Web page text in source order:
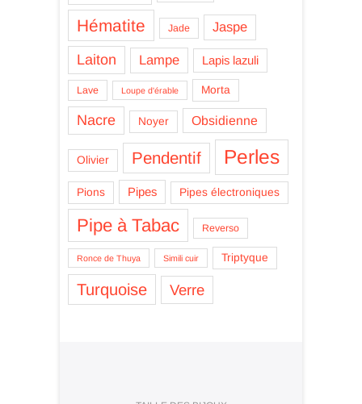
Hématite Jade Jaspe
Laiton Lampe Lapis lazuli
Lave Loupe d'érable Morta
Nacre Noyer Obsidienne
Olivier Pendentif Perles
Pions Pipes Pipes électroniques
Pipe à Tabac Reverso
Ronce de Thuya Simili cuir Triptyque
Turquoise Verre